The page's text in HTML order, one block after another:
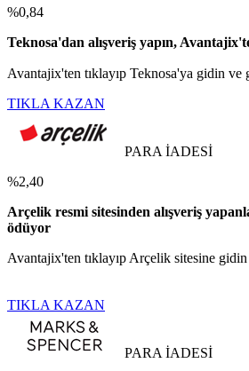
%0,84
Teknosa'dan alışveriş yapın,
Avantajix'ten tıklayıp Teknosa'ya gidin ve
TIKLA KAZAN
PARA İADESİ
%2,40
Arçelik resmi sitesinden alışveriş
ödüyor
Avantajix'ten tıklayıp Arçelik sitesine
TIKLA KAZAN
PARA İADESİ